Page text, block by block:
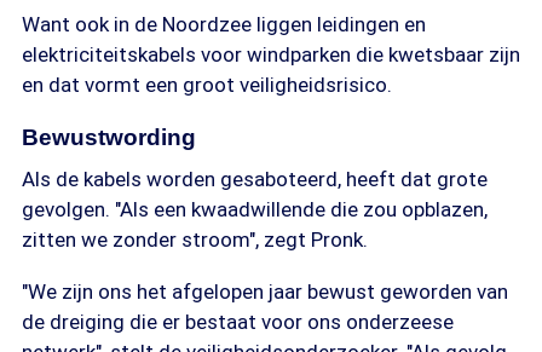
Want ook in de Noordzee liggen leidingen en
elektriciteitskabels voor windparken die kwetsbaar zijn
en dat vormt een groot veiligheidsrisico.
Bewustwording
Als de kabels worden gesaboteerd, heeft dat grote
gevolgen. "Als een kwaadwillende die zou opblazen,
zitten we zonder stroom", zegt Pronk.
"We zijn ons het afgelopen jaar bewust geworden van
de dreiging die er bestaat voor ons onderzeese